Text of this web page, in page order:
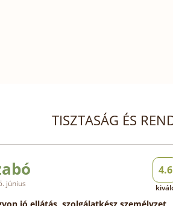
TISZTASÁG ÉS
június
4.6